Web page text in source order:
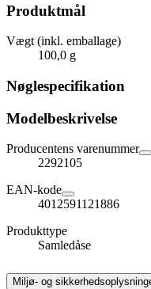
Produktmål
Vægt (inkl. emballage)
100,0 g
Nøglespecifikation
Modelbeskrivelse
Producentens varenummer
2292105
EAN-kode
4012591121886
Produkttype
Samledåse
Miljø- og